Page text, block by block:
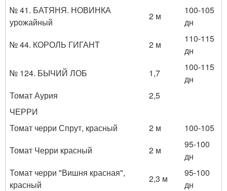
№ 41. БАТЯНЯ. НОВИНКА
урожайный
2 м
100-105
дн
№ 44. КОРОЛЬ ГИГАНТ
2 м
110-115
дн
№ 124. БЫЧИЙ ЛОБ
1,7
100-115
дн
Томат Аурия
2,5
ЧЕРРИ
Томат черри Спрут, красный
2 м
100-105
Томат Черри красный
2 м
95-100
дн
Томат черри "Вишня красная",
красный
2,3 м
95-100
дн